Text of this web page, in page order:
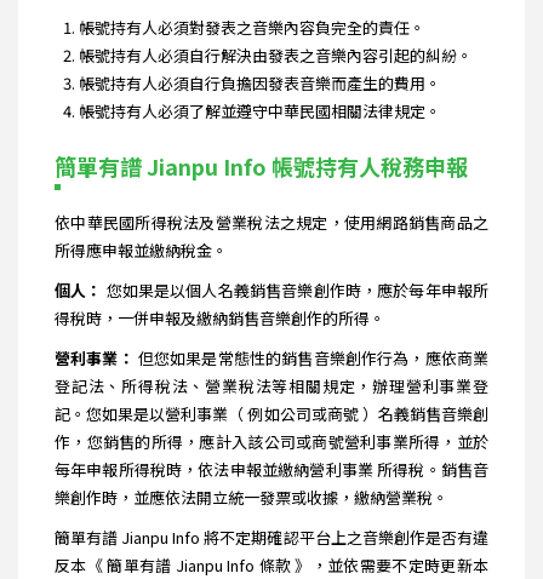
帳號持有人必須對發表之音樂內容負完全的責任。
帳號持有人必須自行解決由發表之音樂內容引起的糾紛。
帳號持有人必須自行負擔因發表音樂而產生的費用。
帳號持有人必須了解並遵守中華民國相關法律規定。
簡單有譜 Jianpu Info 帳號持有人稅務申報
依中華民國所得稅法及營業稅法之規定，使用網路銷售商品之
所得應申報並繳納稅金。
個人： 您如果是以個人名義銷售音樂創作時，應於每年申報所
得稅時，一併申報及繳納銷售音樂創作的所得。
營利事業： 但您如果是常態性的銷售音樂創作行為，應依商業
登記法、所得稅法、營業稅法等相關規定，辦理營利事業登
記。您如果是以營利事業（ 例如公司或商號 ）名義銷售音樂創
作，您銷售的所得，應計入該公司或商號營利事業所得，並於
每年申報所得稅時，依法申報並繳納營利事業 所得稅。銷售音
樂創作時，並應依法開立統一發票或收據，繳納營業稅。
簡單有譜 Jianpu Info 將不定期確認平台上之音樂創作是否有違
反本《 簡單有譜 Jianpu Info 條款 》，並依需要不定時更新本